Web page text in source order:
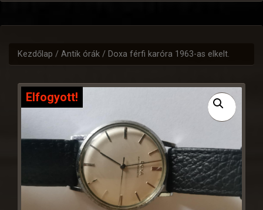
Kezdőlap / Antik órák / Doxa férfi karóra 1963-as elkelt.
Elfogyott!